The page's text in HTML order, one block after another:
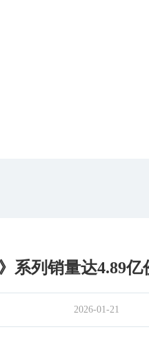
系列销量达4.89
2026-01-21